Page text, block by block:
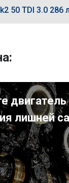
50 TDI 3.0 286
двигатель
лишней